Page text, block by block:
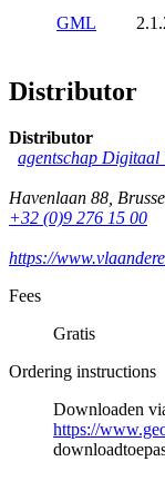
GML
Distributor
Distributor
agentschap Digitaal
Havenlaan 88,
+32 (0)9 276 15 00
https://
Fees
Gratis
Ordering instructions
Downloaden
https://